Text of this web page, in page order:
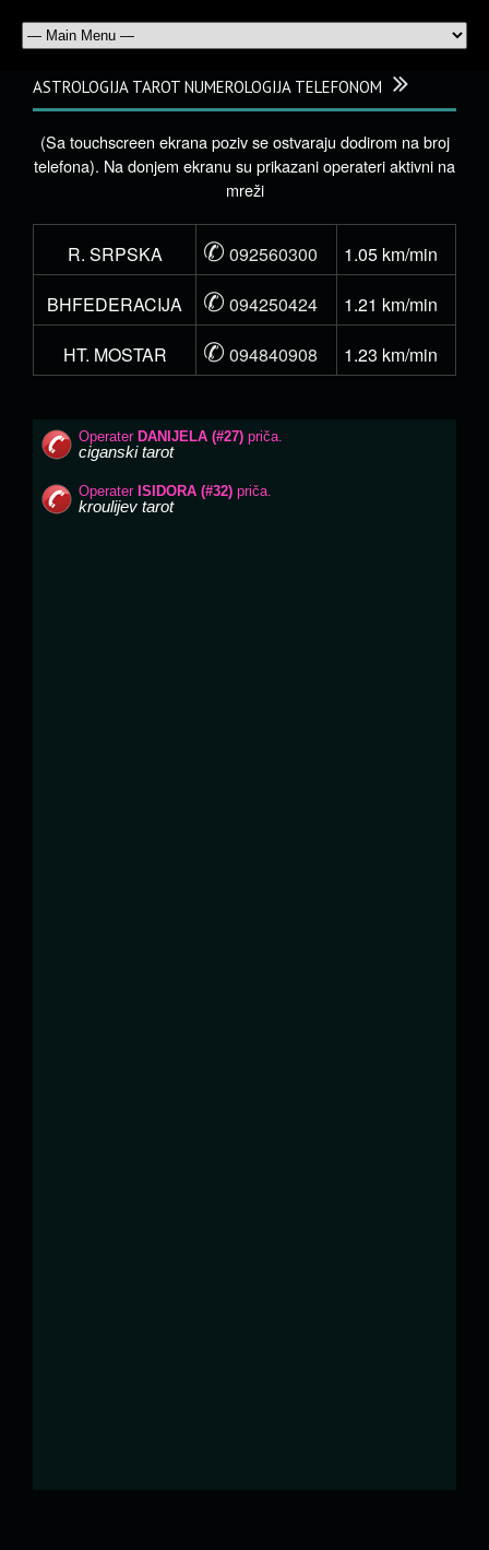
ASTROLOGIJA TAROT NUMEROLOGIJA TELEFONOM
(Sa touchscreen ekrana poziv se ostvaraju dodirom na broj
telefona). Na donjem ekranu su prikazani operateri aktivni na
mreži
R. SRPSKA ✆ 092560300
1.05 km/min
BHFEDERACIJA
✆ 094250424
1.21 km/min
HT. MOSTAR
✆ 094840908 1.23 km/min